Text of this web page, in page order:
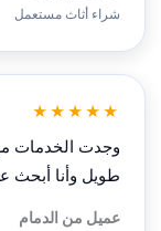
شراء أثاث مستعمل
★★★★★
وجدت الخدمات
طويل وأنا
عميل من الدمام